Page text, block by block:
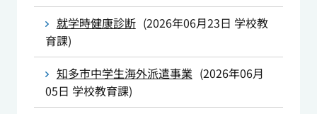
就学時健康診断 (2026年06月23日 学校教
育課)
知多市中学生海外派遣事業 (2026年06月
05日 学校教育課)